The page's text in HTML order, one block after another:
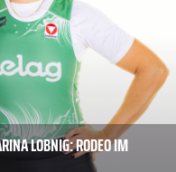
LOBNIG: RODEO IM